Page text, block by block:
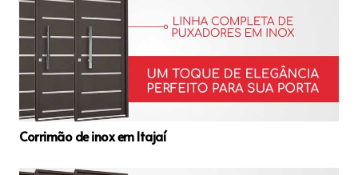
Corrimão de inox em Itajaí